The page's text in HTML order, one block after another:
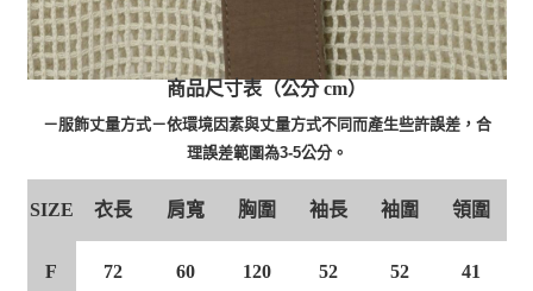
商品尺寸表（公分 cm）
－服飾丈量方式－依環境因素與丈量方式不同而產生些許誤差，合
理誤差範圍為3-5公分。
SIZE 衣長 肩寬 胸圍 袖長 袖圍 領圍
F 72 60 120 52 52 41